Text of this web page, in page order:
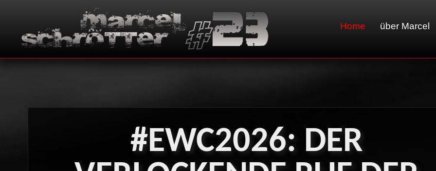
Home über Marcel
#EWC2026: DER